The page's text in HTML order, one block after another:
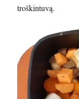
troškintuvą.